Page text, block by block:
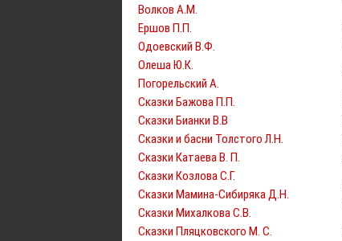
Волков А.М.
Ершов П.П.
Одоевский В.Ф.
Олеша Ю.К.
Погорельский А.
Сказки Бажова П.П.
Сказки Бианки В.В
Сказки и басни Толстого Л.Н.
Сказки Катаева В. П.
Сказки Козлова С.Г.
Сказки Мамина-Сибиряка Д.Н.
Сказки Михалкова С.В.
Сказки Пляцковского М. С.